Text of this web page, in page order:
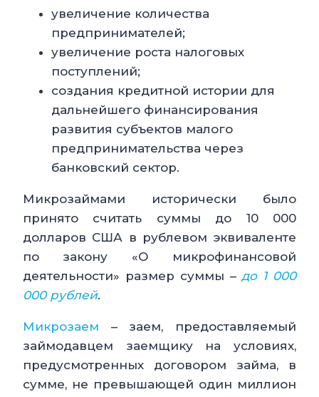
увеличение количества
предпринимателей;
увеличение роста налоговых
поступлений;
создания кредитной истории для
дальнейшего финансирования
развития субъектов малого
предпринимательства через
банковский сектор.
Микрозаймами исторически было
принято считать суммы до 10 000
долларов США в рублевом эквиваленте
по закону «О микрофинансовой
деятельности» размер суммы –до 1 000
000 рублей.
Микрозаем – заем, предоставляемый
займодавцем заемщику на условиях,
предусмотренных договором займа, в
сумме, не превышающей один миллион